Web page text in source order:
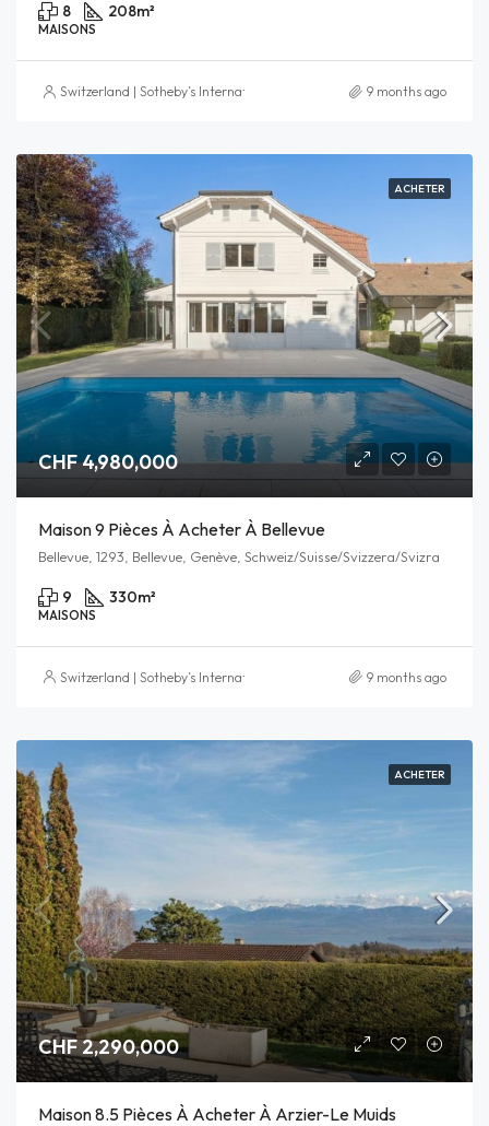
8 208m²
MAISONS
Switzerland | Sotheby’s International Realty 9 months ago
ACHETER
CHF 4,980,000
Maison 9 Pièces À Acheter À Bellevue
Bellevue, 1293, Bellevue, Genève, Schweiz/Suisse/Svizzera/Svizra
9 330m²
MAISONS
Switzerland | Sotheby’s International Realty 9 months ago
ACHETER
CHF 2,290,000
Maison 8.5 Pièces À Acheter À Arzier-Le Muids